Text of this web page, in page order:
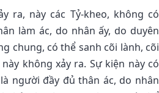
ra, này các Tỷ-kheo, không có
làm ác, do nhân ấy, do duyên
chung, có thể sanh cõi lành, cõi
không xảy ra. Sự kiện này có
người đầy đủ thân ác, do nhân